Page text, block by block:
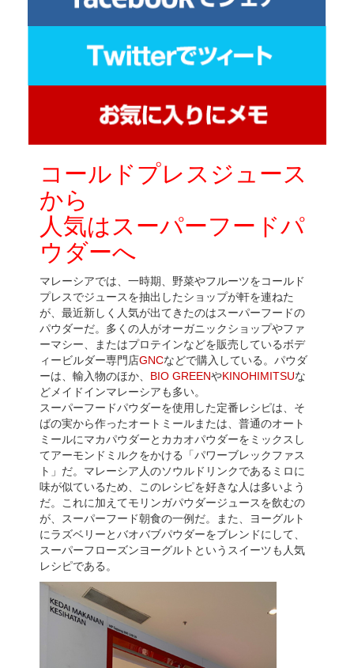
コールドプレスジュース
から
人気はスーパーフードパ
ウダーへ
マレーシアでは、一時期、野菜やフルーツをコールド
プレスでジュースを抽出したショップが軒を連ねた
が、最近新しく人気が出てきたのはスーパーフードの
パウダーだ。多くの人がオーガニックショップやファ
ーマシー、またはプロテインなどを販売しているボデ
ィービルダー専門店GNCなどで購入している。パウダ
ーは、輸入物のほか、 BIO GREENやKINOHIMITSUな
どメイドインマレーシアも多い。
スーパーフードパウダーを使用した定番レシピは、そ
ばの実から作ったオートミールまたは、普通のオート
ミールにマカパウダーとカカオパウダーをミックスし
てアーモンドミルクをかける「パワーブレックファス
ト」だ。マレーシア人のソウルドリンクであるミロに
味が似ているため、このレシピを好きな人は多いよう
だ。これに加えてモリンガパウダージュースを飲むの
が、スーパーフード朝食の一例だ。また、ヨーグルト
にラズベリーとバオバブパウダーをブレンドにして、
スーパーフローズンヨーグルトというスイーツも人気
レシピである。